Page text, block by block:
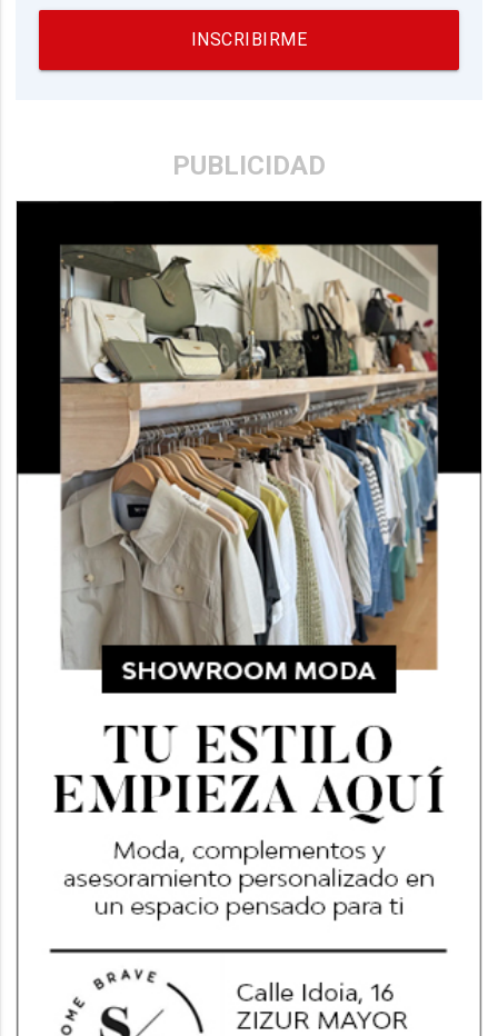
INSCRIBIRME
PUBLICIDAD